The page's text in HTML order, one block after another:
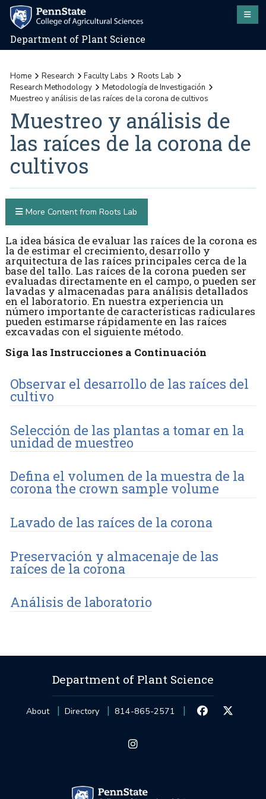
Department of Plant Science
Home Research Faculty Labs
Roots Lab
Research Methodology
Metodología de Investigación
Muestreo y análisis de las raíces de la corona de cultivos
Muestreo y análisis de
las raíces de la corona de
cultivos
La idea básica de evaluar las raíces de la corona es
la de estimar el crecimiento, desarrollo y
arquitectura de las raíces principales cerca de la
base del tallo. Las raíces de la corona pueden ser
evaluadas directamente en el campo, o pueden ser
lavadas y almacenadas para análisis detallados
en el laboratorio. En nuestra experiencia un
número importante de características radiculares
pueden estimarse rápidamente en las raíces
excavadas con el siguiente método.
Siga las Instrucciones a Continuación
Observar el desarrollo de las raíces del
cultivo
Selección de las plantas a tomar en la
unidad de muestreo
Defina el volumen de la muestra de la
corona the crown sample volume
Lavado de las raíces de la corona
Preservación y almacenaje de las
raíces de la corona
Análisis de laboratorio
More Content from Roots Lab
Department of Plant Science
About Directory 814-865-2571